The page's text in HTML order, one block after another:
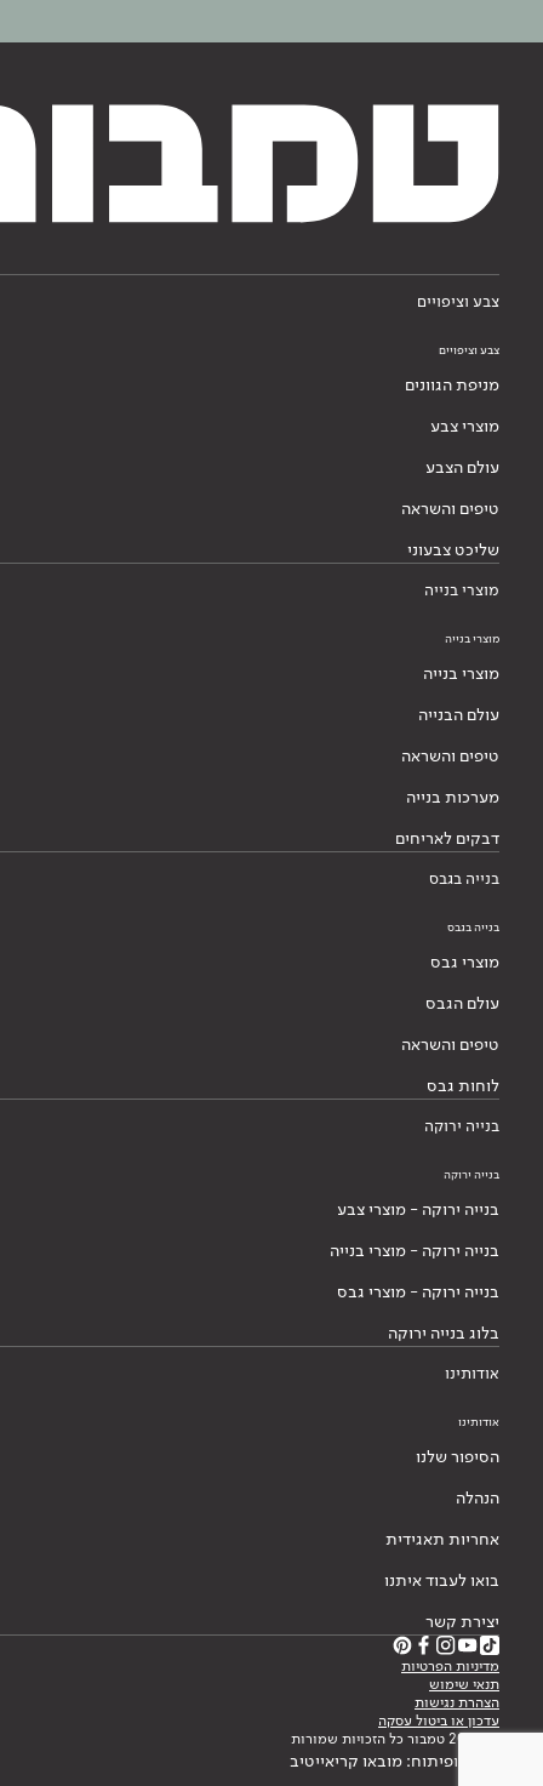
צבע וציפויים
צבע וציפויים
מניפת הגוונים
מוצרי צבע
עולם הצבע
טיפים והשראה
שליכט צבעוני
מוצרי בנייה
מוצרי בנייה
מוצרי בנייה
עולם הבנייה
טיפים והשראה
מערכות בנייה
דבקים לאריחים
בנייה בגבס
בנייה בגבס
מוצרי גבס
עולם הגבס
טיפים והשראה
לוחות גבס
בנייה ירוקה
בנייה ירוקה
בנייה ירוקה - מוצרי צבע
בנייה ירוקה - מוצרי בנייה
בנייה ירוקה - מוצרי גבס
בלוג בנייה ירוקה
אודותינו
אודותינו
הסיפור שלנו
הנהלה
אחריות תאגידית
בואו לעבוד איתנו
יצירת קשר
מדיניות הפרטיות
תנאי שימוש
הצהרת נגישות
עדכון או ביטול עסקה
© 2026 טמבור כל הזכויות שמורות
עיצוב ופיתוח: מובאו קריאייטיב